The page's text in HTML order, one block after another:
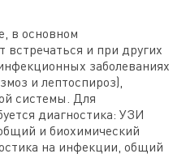
в основном
встречаться и при других
заболеваниях
и лептоспироз),
системы. Для
диагностика: УЗИ
и биохимический
на инфекции, общий